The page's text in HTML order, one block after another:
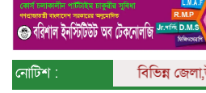
নোটিশ : বিভিন্ন